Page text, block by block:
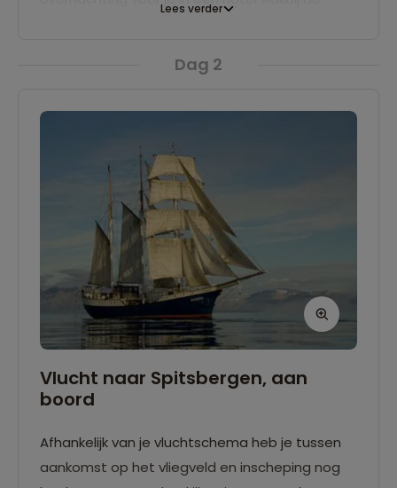
Lees verder
Dag 2
Vlucht naar Spitsbergen, aan
boord
Afhankelijk van je vluchtschema heb je tussen
aankomst op het vliegveld en inscheping nog